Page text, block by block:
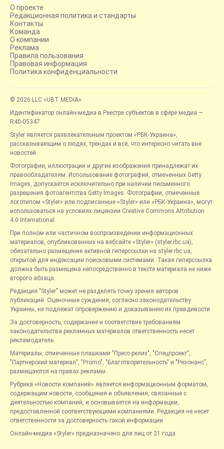
О проекте
Редакционная политика и стандарты
Контакты
Команда
О компании
Реклама
Правила пользования
Правовая информация
Политика конфиденциальности
© 2026 LLC «UBT MEDIA»
Идентификатор онлайн-медиа в Реестре субъектов в сфере медиа —
R40-05347
Styler является развлекательным проектом «РБК-Украина»,
рассказывающим о людях, трендах и всё, что интересно читать вне
новостей.
Фотографии, иллюстрации и другие изображения принадлежат их
правообладателям. Использование фотографий, отмеченных Getty
Images, допускается исключительно при наличии письменного
разрешения фотоагентства Getty Images. Фотографии, отмеченные
логотипом «Styler» или подписанные «Styler» или «РБК-Украина», могут
использоваться на условиях лицензии Creative Commons Attribution
4.0 International.
При полном или частичном воспроизведении информационных
материалов, опубликованных на вебсайте «Styler» (styler.rbc.ua),
обязательно размещение активной гиперссылки на styler.rbc.ua,
открытой для индексации поисковыми системами. Такая гиперссылка
должна быть размещена непосредственно в тексте материала не ниже
второго абзаца.
Редакция "Styler" может не разделять точку зрения авторов
публикаций. Оценочные суждения, согласно законодательству
Украины, не подлежат опровержению и доказыванию их правдивости.
За достоверность, содержание и соответствие требованиям
законодательства рекламных материалов ответственность несет
рекламодатель.
Материалы, отмеченные плашками "Пресс-релиз", "Спецпроект",
"Партнерский материал", "Promo", "Благотворительность" и "Резонанс",
размещаются на правах рекламы.
Рубрика «Новости компаний» является информационным форматом,
содержащим новости, сообщения и объявления, связанные с
деятельностью компаний, и основывается на информации,
предоставленной соответствующими компаниями. Редакция не несет
ответственности за достоверность такой информации.
Онлайн-медиа «Styler» предназначено для лиц от 21 года.